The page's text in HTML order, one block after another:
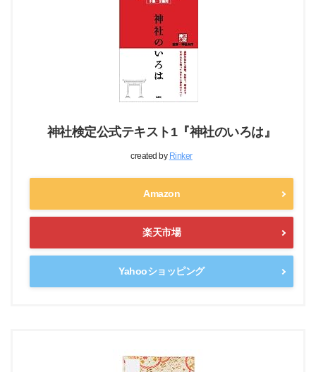
神社検定公式テキスト1『神社のいろは』
created by Rinker
Amazon
楽天市場
Yahooショッピング